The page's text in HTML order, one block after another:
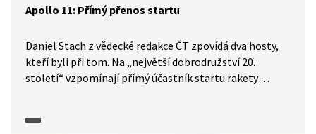
Apollo 11: Přímý přenos startu
Daniel Stach z vědecké redakce ČT zpovídá dva hosty,
kteří byli při tom. Na „největší dobrodružství 20.
století“ vzpomínají přímý účastník startu rakety
v červenci 1969 pro tehdejší československou televizi